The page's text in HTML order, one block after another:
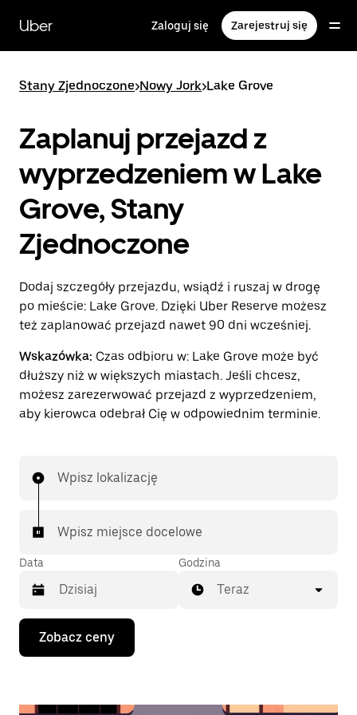
głównej
zawartości
Uber Zaloguj się Zarejestruj się
Stany Zjednoczone>Nowy Jork>Lake Grove
Zaplanuj przejazd z
wyprzedzeniem w Lake
Grove, Stany
Zjednoczone
Dodaj szczegóły przejazdu, wsiądź i ruszaj w drogę
po mieście: Lake Grove. Dzięki Uber Reserve możesz
też zaplanować przejazd nawet 90 dni wcześniej.
Wskazówka: Czas odbioru w: Lake Grove może być
dłuższy niż w większych miastach. Jeśli chcesz,
możesz zarezerwować przejazd z wyprzedzeniem,
aby kierowca odebrał Cię w odpowiednim terminie.
Wpisz lokalizację
Wpisz miejsce docelowe
Data
Naciśnij
klawisz
strzałki
Godzina
Teraz
Zobacz ceny